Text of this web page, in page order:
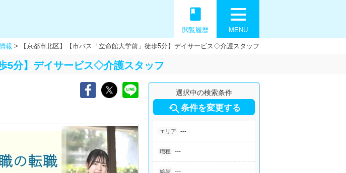
MENU
book
閲覧履歴
報 > 【京都市北区】【市バス「立命館大学前」徒歩5分】デイサービス◇介護スタッフ
5分】デイサービス◇介護スタッフ
選択中の検索条件
条件を変更する
エリア ---
職種 ---
給与 ---